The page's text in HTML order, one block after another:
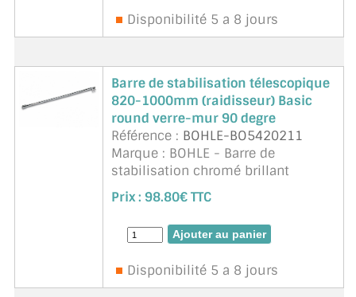
Disponibilité 5 a 8 jours
Barre de stabilisation télescopique
820-1000mm (raidisseur) Basic
round verre-mur 90 degre
Référence : BOHLE-BO5420211
Marque : BOHLE - Barre de
stabilisation chromé brillant
télescopique Bohle Basic round
verre-mur 90° pour ép-paisseur de
verre 6, 8 ou 10 mm. L = longueur
820 - 1000 mm recoupable). Poids
Prix : 98.80€ TTC
Disponibilité 5 a 8 jours